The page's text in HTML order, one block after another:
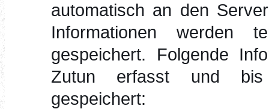
automatisch an den
Informationen werden
gespeichert. Folgende
Zutun erfasst und bis
gespeichert: